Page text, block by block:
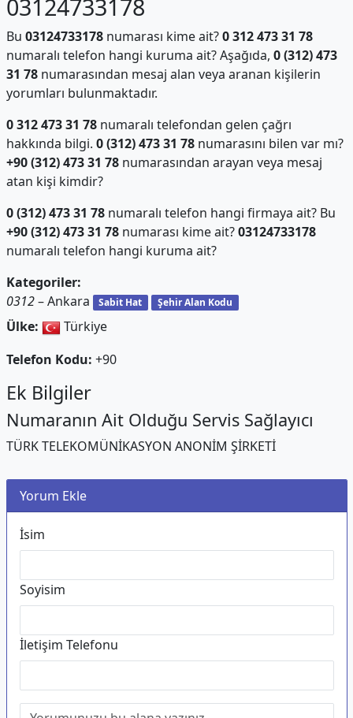
03124733178
Bu 03124733178numarası kime ait?0 312 473 31 78
numaralı telefon hangi kuruma ait? Aşağıda, 0 (312) 473
31 78numarasından mesaj alan veya aranan kişilerin
yorumları bulunmaktadır.
0 312 473 31 78numaralı telefondan gelen çağrı
hakkında bilgi. 0 (312) 473 31 78numarasını bilen var mı?
+90 (312) 473 31 78numarasından arayan veya mesaj
atan kişi kimdir?
0 (312) 473 31 78numaralı telefon hangi firmaya ait? Bu
+90 (312) 473 31 78numarası kime ait?03124733178
numaralı telefon hangi kuruma ait?
Kategoriler:
0312– Ankara Sabit Hat Şehir Alan Kodu
Ülke:
Türkiye
Telefon Kodu: +90
Ek Bilgiler
Numaranın Ait Olduğu Servis Sağlayıcı
TÜRK TELEKOMÜNİKASYON ANONİM ŞİRKETİ
Yorum Ekle
İsim
Soyisim
İletişim Telefonu